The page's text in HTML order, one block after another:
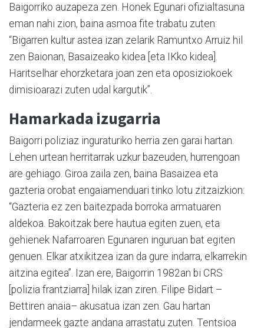
Baigorriko auzapeza zen. Honek Egunari ofizialtasuna
eman nahi zion, baina asmoa fite trabatu zuten:
“Bigarren kultur astea izan zelarik Ramuntxo Arruiz hil
zen Baionan, Basaizeako kidea [eta IKko kidea].
Haritselhar ehorzketara joan zen eta oposiziokoek
dimisioarazi zuten udal kargutik”.
Hamarkada izugarria
Baigorri poliziaz inguraturiko herria zen garai hartan.
Lehen urtean herritarrak uzkur bazeuden, hurrengoan
are gehiago. Giroa zaila zen, baina Basaizea eta
gazteria orobat engaiamenduari tinko lotu zitzaizkion:
“Gazteria ez zen baitezpada borroka armatuaren
aldekoa. Bakoitzak bere hautua egiten zuen, eta
gehienek Nafarroaren Egunaren inguruan bat egiten
genuen. Elkar atxikitzea izan da gure indarra, elkarrekin
aitzina egitea”. Izan ere, Baigorrin 1982an bi CRS
[polizia frantziarra] hilak izan ziren. Filipe Bidart –
Bettiren anaia– akusatua izan zen. Gau hartan
jendarmeek gazte andana arrastatu zuten. Tentsioa